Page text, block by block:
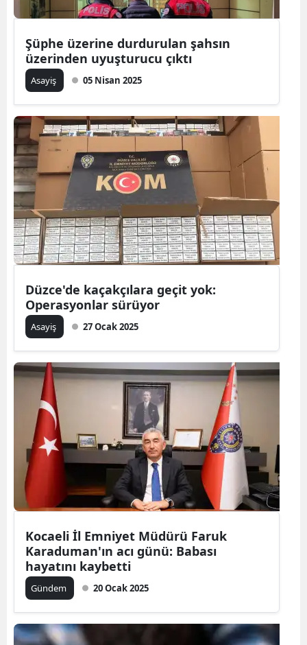
Şüphe üzerine durdurulan şahsın
üzerinden uyuşturucu çıktı
Asayiş 05 Nisan 2025
Düzce'de kaçakçılara geçit yok:
Operasyonlar sürüyor
Asayiş 27 Ocak 2025
Kocaeli İl Emniyet Müdürü Faruk
Karaduman'ın acı günü: Babası
hayatını kaybetti
Gündem 20 Ocak 2025